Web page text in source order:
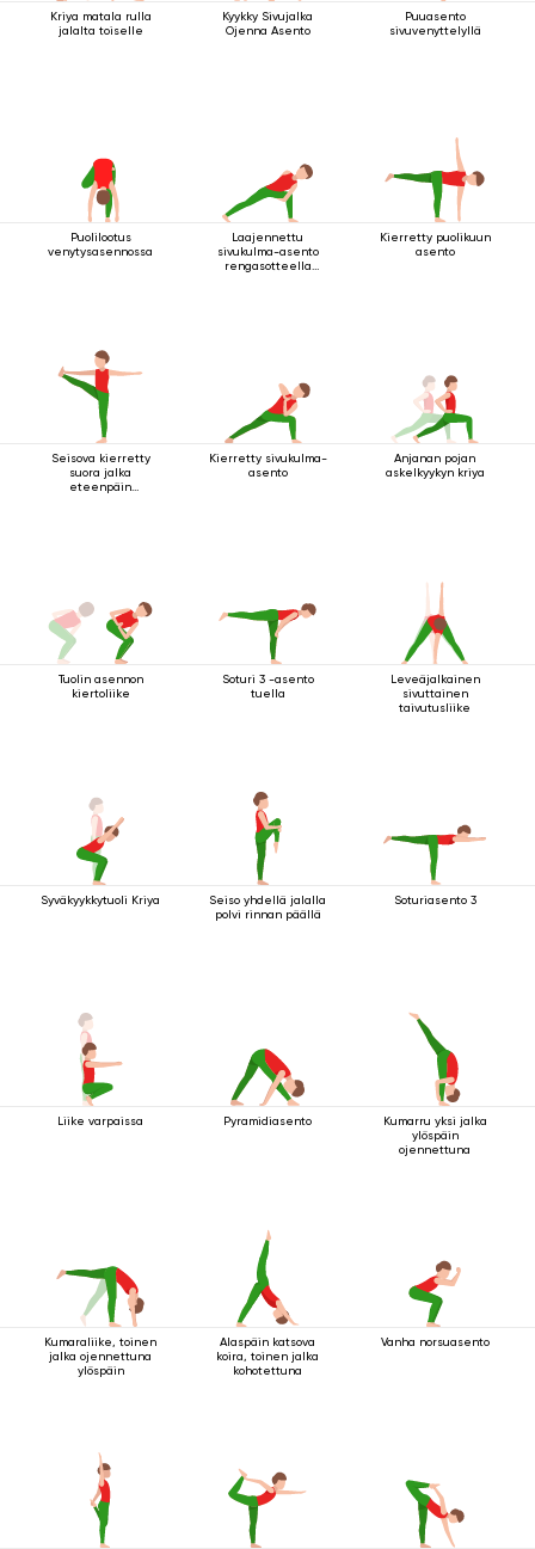
Kriya matala rulla
jalalta toiselle
Kyykky Sivujalka
Ojenna Asento
Puuasento
sivuvenyttelyllä
Puolilootus
venytysasennossa
Laajennettu
sivukulma-asento
rengasotteella
Kierretty puolikuun
asento
Seisova kierretty
suora jalka
eteenpäin
Kierretty sivukulma-
asento
Anjanan pojan
askelkyykyn kriya
Tuolin asennon
kiertoliike
Soturi 3 -asento
tuella
Leveäjalkainen
sivuttainen
taivutusliike
Syväkyykkytuoli Kriya
Seiso yhdellä jalalla
polvi rinnan päällä
Soturiasento 3
Liike varpaissa Pyramidiasento
Kumarru yksi jalka
ylöspäin
ojennettuna
Kumaraliike, toinen
jalka ojennettuna
ylöspäin
Alaspäin katsova
koira, toinen jalka
kohotettuna
Vanha norsuasento